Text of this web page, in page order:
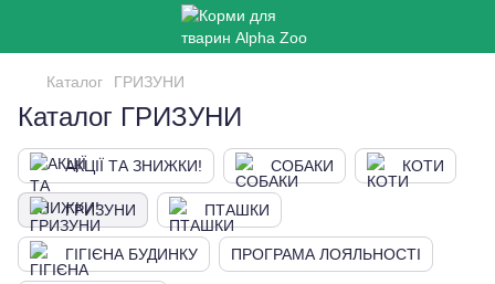
Каталог ГРИЗУНИ
Каталог ГРИЗУНИ
АКЦІЇ ТА ЗНИЖКИ! СОБАКИ КОТИ
ГРИЗУНИ ПТАШКИ
ГІГІЄНА БУДИНКУ ПРОГРАМА ЛОЯЛЬНОСТІ